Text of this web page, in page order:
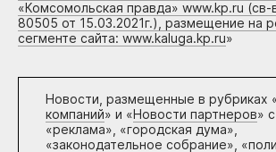
«Комсомольская правда» www.kp.ru
80505 от 15.03.2021г.), размещение на
сегменте сайта: www.kaluga.kp.ru»
Новости, размещенные в рубриках
компаний» и «Новости партнеров»
«реклама», «городская дума»,
«законодательное собрание»,